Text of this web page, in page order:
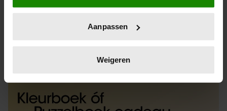
locatie, die tot een paar meter nauwkeurig kan zijn
scannen op specifieke eigenschappen (fingerprinting)
verwerkt en stel uw voorkeuren in het
intrekken in de Cookieverklaring.
We gebruiken cookies om content en advertenties te
Aanpassen
Weigeren